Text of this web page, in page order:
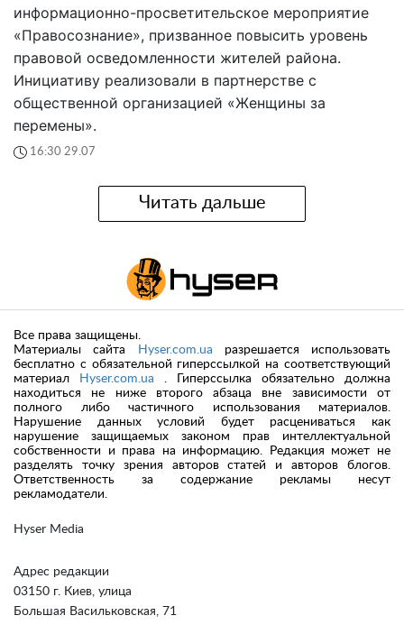
информационно-просветительское мероприятие
«Правосознание», призванное повысить уровень
правовой осведомленности жителей района.
Инициативу реализовали в партнерстве с
общественной организацией «Женщины за
перемены».
16:30 29.07
Читать дальше
Hyser Media
Адрес редакции
03150 г. Киев, улица
Большая Васильковская, 71
Все права защищены.
Материалы сайта
Hyser.com.ua разрешается использовать
бесплатно с обязательной гиперссылкой на соответствующий
материал
Hyser.com.ua . Гиперссылка обязательно должна
находиться не ниже второго абзаца вне зависимости от
полного либо частичного использования материалов.
Нарушение данных условий будет расцениваться как
нарушение защищаемых законом прав интеллектуальной
собственности и права на информацию. Редакция может не
разделять точку зрения авторов статей и авторов блогов.
Ответственность за содержание рекламы несут
рекламодатели.